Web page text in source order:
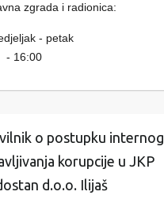
KVARTA
III
12
III
KVARTA
12
zgrada i radionica:
- petak
- 16:00
o postupku internog
korupcije u JKP
d.o.o. Ilijaš